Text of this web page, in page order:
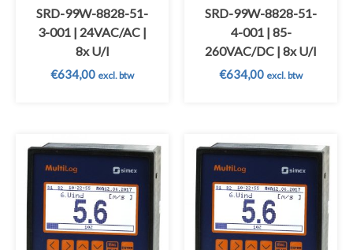
SRD-99W-8828-51-
3-001 | 24VAC/AC |
8x U/I
€634,00 excl. btw
SRD-99W-8828-51-
4-001 | 85-
260VAC/DC | 8x U/I
€634,00 excl. btw